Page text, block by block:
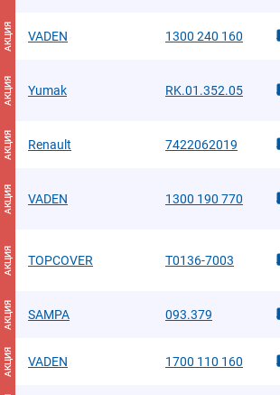
АКЦИЯ VADEN 1300 240 160
АКЦИЯ Yumak RK.01.352.05
АКЦИЯ Renault 7422062019
АКЦИЯ VADEN 1300 190 770
АКЦИЯ TOPCOVER T0136-7003
АКЦИЯ SAMPA 093.379
АКЦИЯ VADEN 1700 110 160